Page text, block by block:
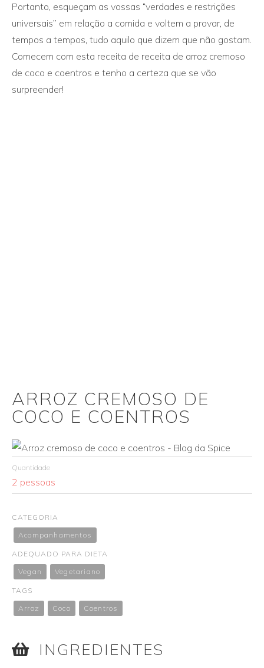
Portanto, esqueçam as vossas “verdades e restrições
universais” em relação a comida e voltem a provar, de
tempos a tempos, tudo aquilo que dizem que não gostam.
Comecem com esta receita de receita de arroz cremoso
de coco e coentros e tenho a certeza que se vão
surpreender!
ARROZ CREMOSO DE
COCO E COENTROS
Quantidade
2 pessoas
CATEGORIA
Acompanhamentos
ADEQUADO PARA DIETA
Vegan
Vegetariano
TAGS
Arroz
Coco Coentros
INGREDIENTES